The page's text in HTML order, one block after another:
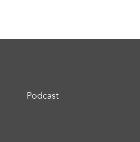
Podcast